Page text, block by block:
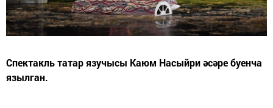
Спектакль татар язучысы Каюм Насыйри әсәре буенча
язылган.